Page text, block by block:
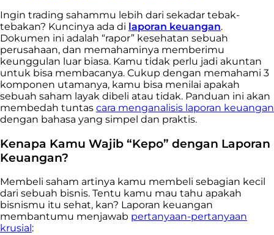
Ingin trading sahammu lebih dari sekadar tebak-
tebakan? Kuncinya ada di laporan keuangan.
Dokumen ini adalah “rapor” kesehatan sebuah
perusahaan, dan memahaminya memberimu
keunggulan luar biasa. Kamu tidak perlu jadi akuntan
untuk bisa membacanya. Cukup dengan memahami 3
komponen utamanya, kamu bisa menilai apakah
sebuah saham layak dibeli atau tidak. Panduan ini akan
membedah tuntas cara menganalisis laporan keuangan
dengan bahasa yang simpel dan praktis.
Kenapa Kamu Wajib “Kepo” dengan Laporan
Keuangan?
Membeli saham artinya kamu membeli sebagian kecil
dari sebuah bisnis. Tentu kamu mau tahu apakah
bisnismu itu sehat, kan? Laporan keuangan
membantumu menjawab pertanyaan-pertanyaan
krusial :